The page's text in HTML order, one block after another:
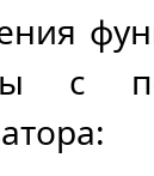
с